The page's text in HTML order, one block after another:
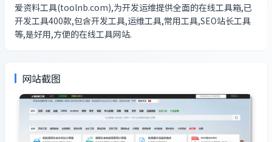
爱资料工具(toolnb.com),为开发运维提供全面的在线工具箱,已
开发工具400款,包含开发工具,运维工具,常用工具,SEO站长工具
等,是好用,方便的在线工具网站.
网站截图